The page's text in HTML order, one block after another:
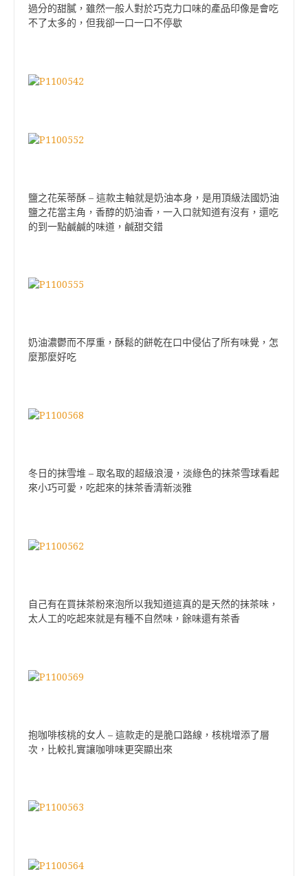
過分的甜膩，雖然一般人對於巧克力口味的產品印像是會吃
不了太多的，但我卻一口一口不停歇
鹽之花茱蒂酥 – 這款主軸就是奶油本身，是用頂級法國奶油
鹽之花當主角，香醇的奶油香，一入口就知道有沒有，還吃
的到一點鹹鹹的味道，鹹甜交錯
奶油濃鬱而不厚重，酥鬆的餅乾在口中侵佔了所有味覺，怎
麼那麼好吃
冬日的抹雪堆 – 取名取的超級浪漫，淡綠色的抹茶雪球看起
來小巧可愛，吃起來的抹茶香清新淡雅
自己有在買抹茶粉來泡所以我知道這真的是天然的抹茶味，
太人工的吃起來就是有種不自然味，餘味還有茶香
抱咖啡核桃的女人 – 這款走的是脆口路線，核桃增添了層
次，比較扎實讓咖啡味更突顯出來